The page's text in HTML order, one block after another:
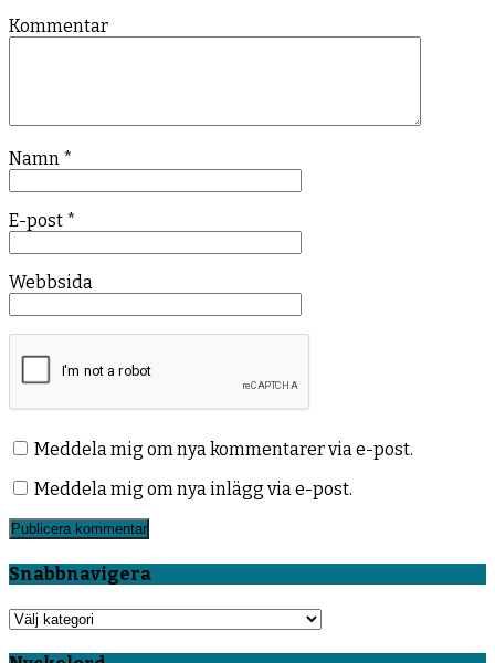
Kommentar
Namn *
E-post *
Webbsida
Meddela mig om nya kommentarer via e-post.
Meddela mig om nya inlägg via e-post.
Snabbnavigera
Snabbnavigera